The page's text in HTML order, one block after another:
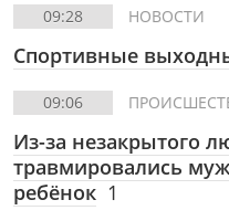
09:28 НОВОСТИ
Спортивные
09:06
Из-за незакрытого
травмировались
ребёнок 1